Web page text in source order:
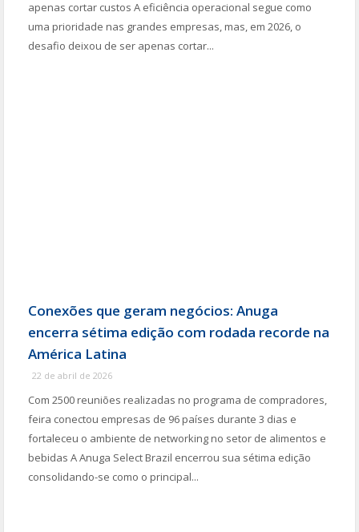
apenas cortar custos A eficiência operacional segue como
uma prioridade nas grandes empresas, mas, em 2026, o
desafio deixou de ser apenas cortar...
Conexões que geram negócios: Anuga
encerra sétima edição com rodada recorde na
América Latina
22 de abril de 2026
Com 2500 reuniões realizadas no programa de compradores,
feira conectou empresas de 96 países durante 3 dias e
fortaleceu o ambiente de networking no setor de alimentos e
bebidas A Anuga Select Brazil encerrou sua sétima edição
consolidando-se como o principal...